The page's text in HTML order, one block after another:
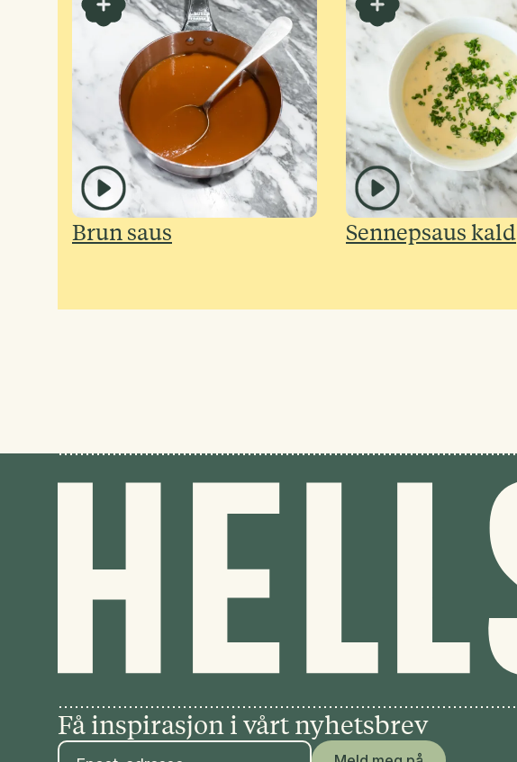
Brun saus Sennepsaus kald
Få inspirasjon i vårt nyhetsbrev